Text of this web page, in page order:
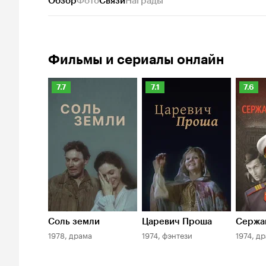
Фильмы и сериалы онлайн
Рейтинг
7.7
7.7
Соль земли
1978, драма
Рейтинг
7.1
Царевич Проша
1974, фэнтези
7.6
7.6
1974,